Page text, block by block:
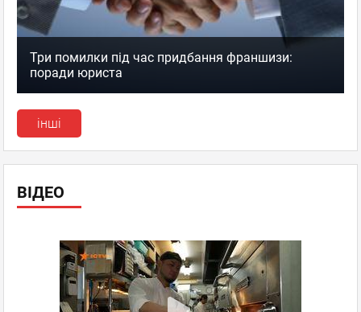
Три помилки під час придбання франшизи:
поради юриста
інші
ВІДЕО